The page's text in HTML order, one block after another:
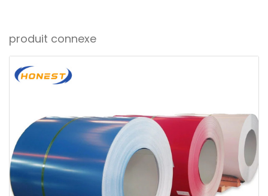
produit connexe